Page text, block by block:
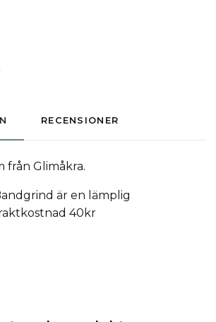
RECENSIONER
från Glimåkra.
är en lämplig
40kr